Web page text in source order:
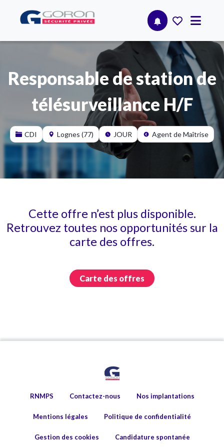
Responsable de station de
télésurveillance H/F
CDI Lognes (77) JOUR Agent de Maîtrise
Cette offre n’est plus disponible.
Retrouvez toutes nos opportunités sur la
carte des offres.
Carte des offres
RNMPS Contactez-nous Nos implantations
Mentions légales Politique de confidentialité
Gestion des cookies Candidature spontanée